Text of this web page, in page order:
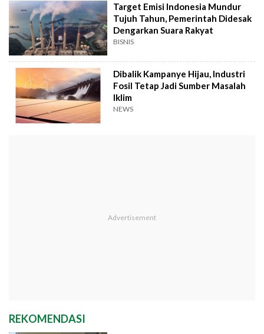
Target Emisi Indonesia Mundur
Tujuh Tahun, Pemerintah Didesak
Dengarkan Suara Rakyat
BISNIS
Dibalik Kampanye Hijau, Industri
Fosil Tetap Jadi Sumber Masalah
Iklim
NEWS
REKOMENDASI